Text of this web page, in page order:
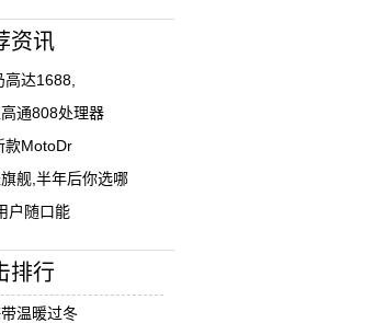
资讯
达1688,
通808处理器
款MotoDr
舰,半年后你选哪
户随口能
排行
温暖过冬